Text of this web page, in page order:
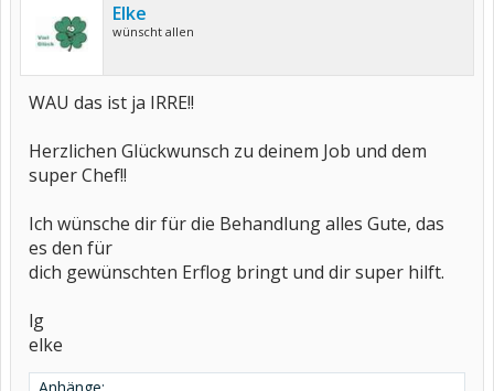
Elke
wünscht allen
WAU das ist ja IRRE!!
Herzlichen Glückwunsch zu deinem Job und dem
super Chef!!
Ich wünsche dir für die Behandlung alles Gute, das
es den für
dich gewünschten Erflog bringt und dir super hilft.
lg
elke